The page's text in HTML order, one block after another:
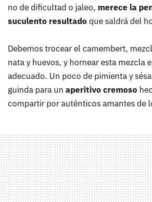
no de dificultad o jaleo, merece la
suculento resultado que saldrá del
Debemos trocear el camembert,
nata y huevos, y hornear esta mezcla
adecuado. Un poco de pimienta y
guinda para un aperitivo cremoso
compartir por auténticos amantes de